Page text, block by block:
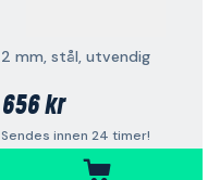
2 mm, stål, utvendig
656 kr
Sendes innen 24 timer!